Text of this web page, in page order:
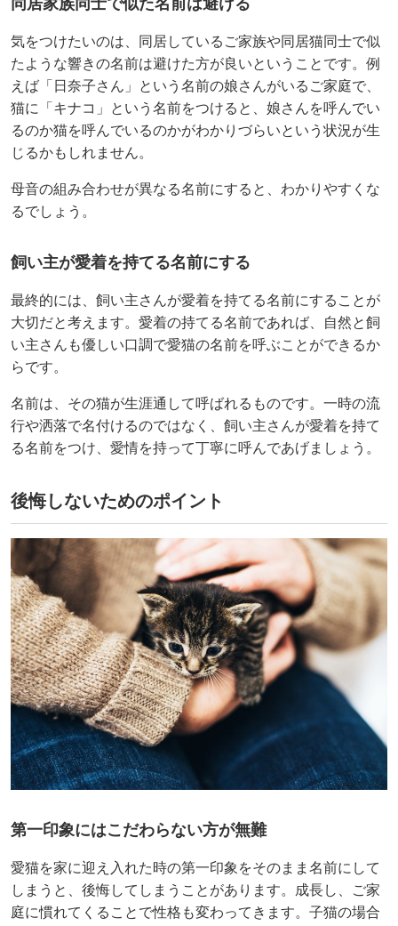
同居家族同士で似た名前は避ける
気をつけたいのは、同居しているご家族や同居猫同士で似
たような響きの名前は避けた方が良いということです。例
えば「日奈子さん」という名前の娘さんがいるご家庭で、
猫に「キナコ」という名前をつけると、娘さんを呼んでい
るのか猫を呼んでいるのかがわかりづらいという状況が生
じるかもしれません。
母音の組み合わせが異なる名前にすると、わかりやすくな
るでしょう。
飼い主が愛着を持てる名前にする
最終的には、飼い主さんが愛着を持てる名前にすることが
大切だと考えます。愛着の持てる名前であれば、自然と飼
い主さんも優しい口調で愛猫の名前を呼ぶことができるか
らです。
名前は、その猫が生涯通して呼ばれるものです。一時の流
行や洒落で名付けるのではなく、飼い主さんが愛着を持て
る名前をつけ、愛情を持って丁寧に呼んであげましょう。
後悔しないためのポイント
第一印象にはこだわらない方が無難
愛猫を家に迎え入れた時の第一印象をそのまま名前にして
しまうと、後悔してしまうことがあります。成長し、ご家
庭に慣れてくることで性格も変わってきます。子猫の場合